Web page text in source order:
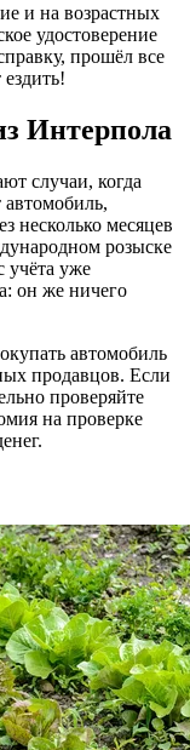
и на возрастных
удостоверение
прошёл все
Интерпола
случаи, когда
автомобиль,
несколько месяцев
розыске
учёта уже
он же ничего
автомобиль
продавцов. Если
проверяйте
на проверке